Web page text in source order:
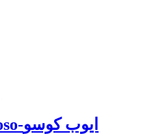
Sindhi Poetry book by Ayoob Khoso-ايوب کوسو